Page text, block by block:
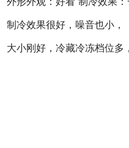
制冷效果很好，噪音也小，
大小刚好，冷藏冷冻档位多